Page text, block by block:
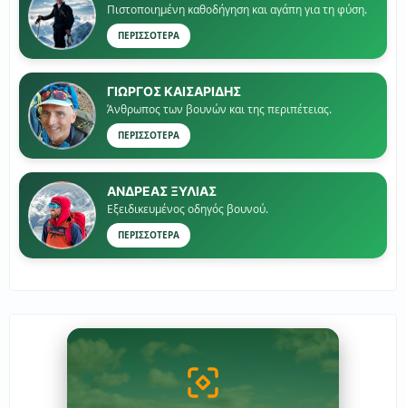
Πιστοποιημένη καθοδήγηση και αγάπη για τη φύση.
ΠΕΡΙΣΣΟΤΕΡΑ
ΓΙΏΡΓΟΣ ΚΑΙΣΑΡΙΔΗΣ
Άνθρωπος των βουνών και της περιπέτειας.
ΠΕΡΙΣΣΟΤΕΡΑ
ΑΝΔΡΕΑΣ ΞΥΛΙΑΣ
Εξειδικευμένος οδηγός βουνού.
ΠΕΡΙΣΣΟΤΕΡΑ